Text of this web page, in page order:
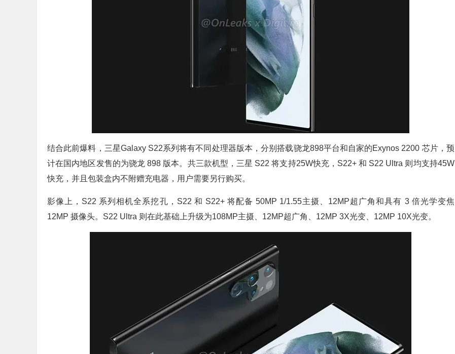
结合此前爆料，三星Galaxy S22系列将有不同处理器版本，分别搭载骁龙898平台和自家的Exynos 2200 芯片，预
计在国内地区发售的为骁龙 898 版本。共三款机型，三星 S22 将支持25W快充，S22+ 和 S22 Ultra 则均支持45W
快充，并且包装盒内不附赠充电器，用户需要另行购买。
影像上，S22 系列相机全系挖孔，S22 和 S22+ 将配备 50MP 1/1.55主摄、12MP超广角和具有 3 倍光学变焦
12MP 摄像头。S22 Ultra 则在此基础上升级为108MP主摄、12MP超广角、12MP 3X光变、12MP 10X光变。